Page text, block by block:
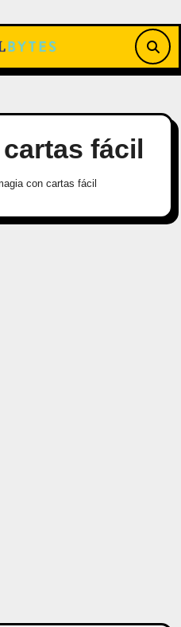
fácil
con cartas fácil